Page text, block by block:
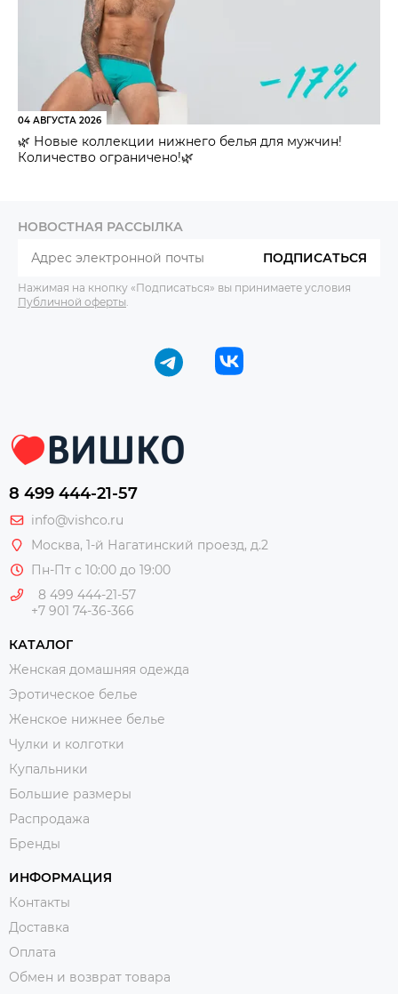
04 АВГУСТА 2026
🌿 Новые коллекции нижнего белья для мужчин!
Количество ограничено!🌿
НОВОСТНАЯ РАССЫЛКА
ПОДПИСАТЬСЯ
Нажимая на кнопку «Подписаться» вы принимаете условия
Публичной оферты
8 499 444-21-57
info@vishco.ru
Москва, 1-й Нагатинский проезд, д.2
Пн-Пт с 10:00 до 19:00
8 499 444-21-57
+7 901 74-36-366
КАТАЛОГ
Женская домашняя одежда
Эротическое белье
Женское нижнее белье
Чулки и колготки
Купальники
Большие размеры
Распродажа
Бренды
ИНФОРМАЦИЯ
Контакты
Доставка
Оплата
Обмен и возврат товара